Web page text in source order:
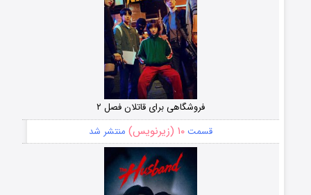
فروشگاهی برای قاتلان فصل ۲
قسمت۱۰ (زیرنویس) منتشر شد